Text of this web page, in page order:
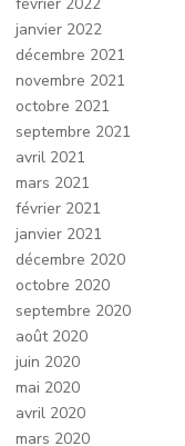
janvier 2022
décembre 2021
novembre 2021
octobre 2021
septembre 2021
avril 2021
mars 2021
février 2021
janvier 2021
décembre 2020
octobre 2020
septembre 2020
août 2020
juin 2020
mai 2020
avril 2020
mars 2020